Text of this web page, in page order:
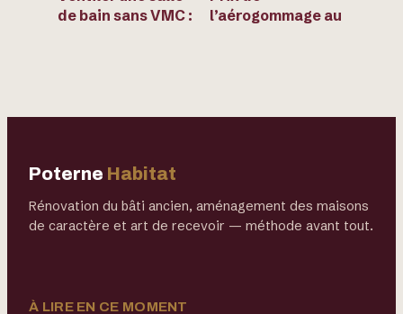
de bain sans VMC :
l’aérogommage au
Poterne Habitat
Rénovation du bâti ancien, aménagement des maisons
de caractère et art de recevoir — méthode avant tout.
À LIRE EN CE MOMENT